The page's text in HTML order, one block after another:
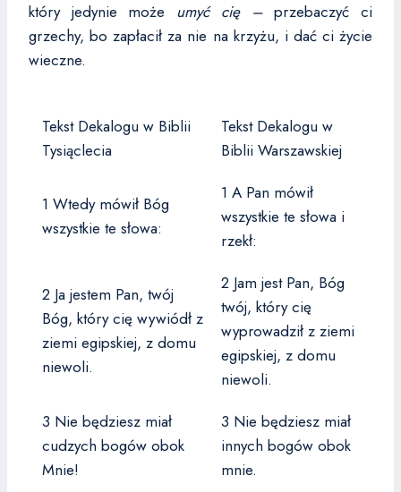
który jedynie może umyć cię –przebaczyć ci
grzechy, bo zapłacił za nie na krzyżu, i dać ci życie
wieczne.
Tekst Dekalogu w Biblii
Tysiąclecia
Tekst Dekalogu w
Biblii Warszawskiej
1 Wtedy mówił Bóg
wszystkie te słowa:
1 A Pan mówił
wszystkie te słowa i
rzekł:
2 Ja jestem Pan, twój
Bóg, który cię wywiódł z
ziemi egipskiej, z domu
niewoli.
2 Jam jest Pan, Bóg
twój, który cię
wyprowadził z ziemi
egipskiej, z domu
niewoli.
3 Nie będziesz miał
cudzych bogów obok
Mnie!
3 Nie będziesz miał
innych bogów obok
mnie.